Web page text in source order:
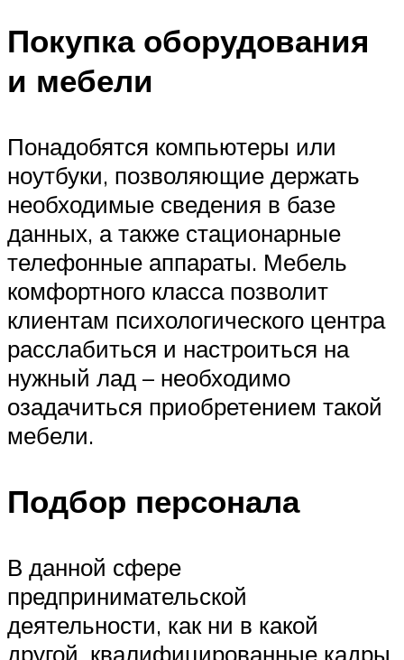
Покупка оборудования
и мебели
Понадобятся компьютеры или
ноутбуки, позволяющие держать
необходимые сведения в базе
данных, а также стационарные
телефонные аппараты. Мебель
комфортного класса позволит
клиентам психологического центра
расслабиться и настроиться на
нужный лад – необходимо
озадачиться приобретением такой
мебели.
Подбор персонала
В данной сфере
предпринимательской
деятельности, как ни в какой
другой, квалифицированные кадры